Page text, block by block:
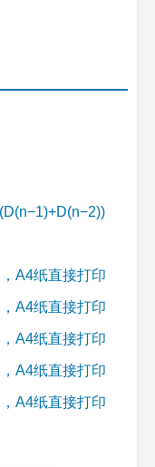
A4纸直接打印
A4纸直接打印
A4纸直接打印
A4纸直接打印
A4纸直接打印